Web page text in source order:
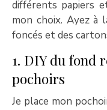
différents papiers
mon choix. Ayez à
foncés et des
1. DIY du fond
pochoirs
Je place mon